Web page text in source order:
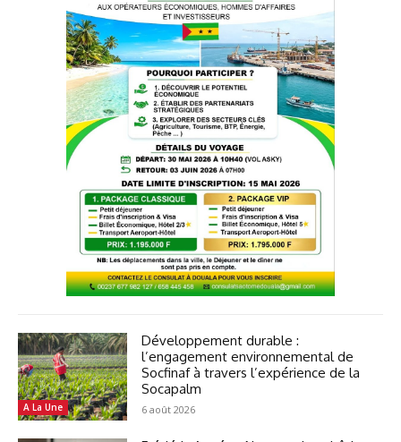
A La Une
Développement durable :
l’engagement environnemental de
Socfinaf à travers l’expérience de la
Socapalm
6 août 2026